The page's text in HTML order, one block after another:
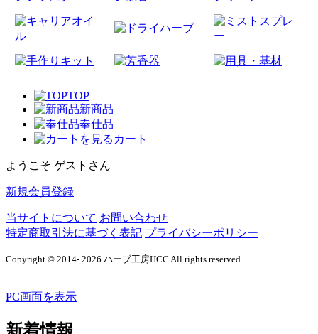
TOP
新商品
奉仕品
カート
ようこそ ゲストさん
新規会員登録
当サイトについて お問い合わせ
特定商取引法に基づく表記 プライバシーポリシー
Copyright © 2014- 2026 ハーブ工房HCC All rights reserved.
PC画面を表示